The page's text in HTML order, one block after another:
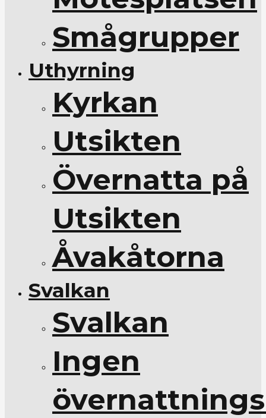
Smågrupper
Uthyrning
Kyrkan
Utsikten
Övernatta på
Utsikten
Åvakåtorna
Svalkan
Svalkan
Ingen